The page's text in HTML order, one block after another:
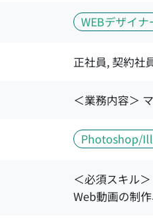
WEBデザイナ
正社員, 契約社
＜業務内容＞
Photoshop/
＜必須スキル
Web動画の制